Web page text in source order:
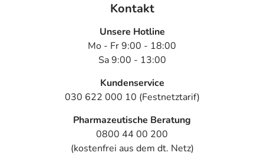
Kontakt
Unsere Hotline
Mo - Fr 9:00 - 18:00
Sa 9:00 - 13:00
Kundenservice
030 622 000 10 (Festnetztarif)
Pharmazeutische Beratung
0800 44 00 200
(kostenfrei aus dem dt. Netz)